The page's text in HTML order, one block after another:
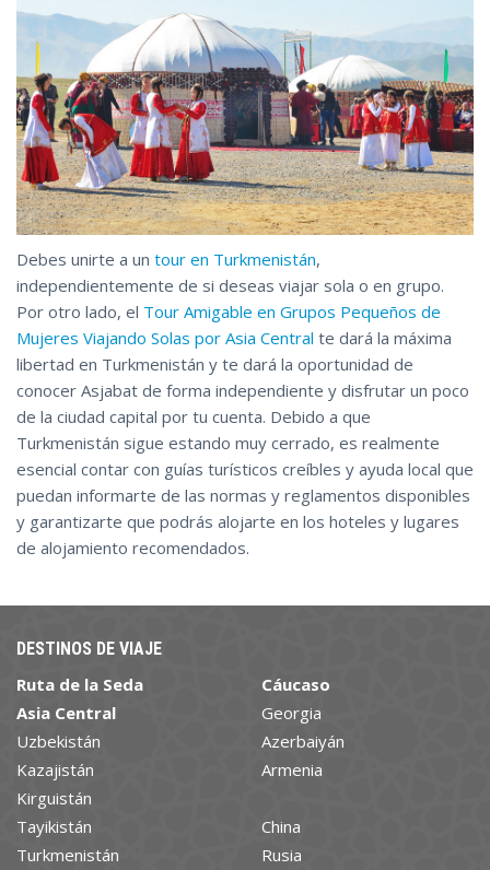
Debes unirte a un tour en Turkmenistán,
independientemente de si deseas viajar sola o en grupo.
Por otro lado, el Tour Amigable en Grupos Pequeños de
Mujeres Viajando Solas por Asia Central te dará la máxima
libertad en Turkmenistán y te dará la oportunidad de
conocer Asjabat de forma independiente y disfrutar un poco
de la ciudad capital por tu cuenta. Debido a que
Turkmenistán sigue estando muy cerrado, es realmente
esencial contar con guías turísticos creíbles y ayuda local que
puedan informarte de las normas y reglamentos disponibles
y garantizarte que podrás alojarte en los hoteles y lugares
de alojamiento recomendados.
DESTINOS DE VIAJE
Ruta de la Seda
Asia Central
Uzbekistán
Kazajistán
Kirguistán
Tayikistán
Turkmenistán
Cáucaso
Georgia
Azerbaiyán
Armenia
China
Rusia